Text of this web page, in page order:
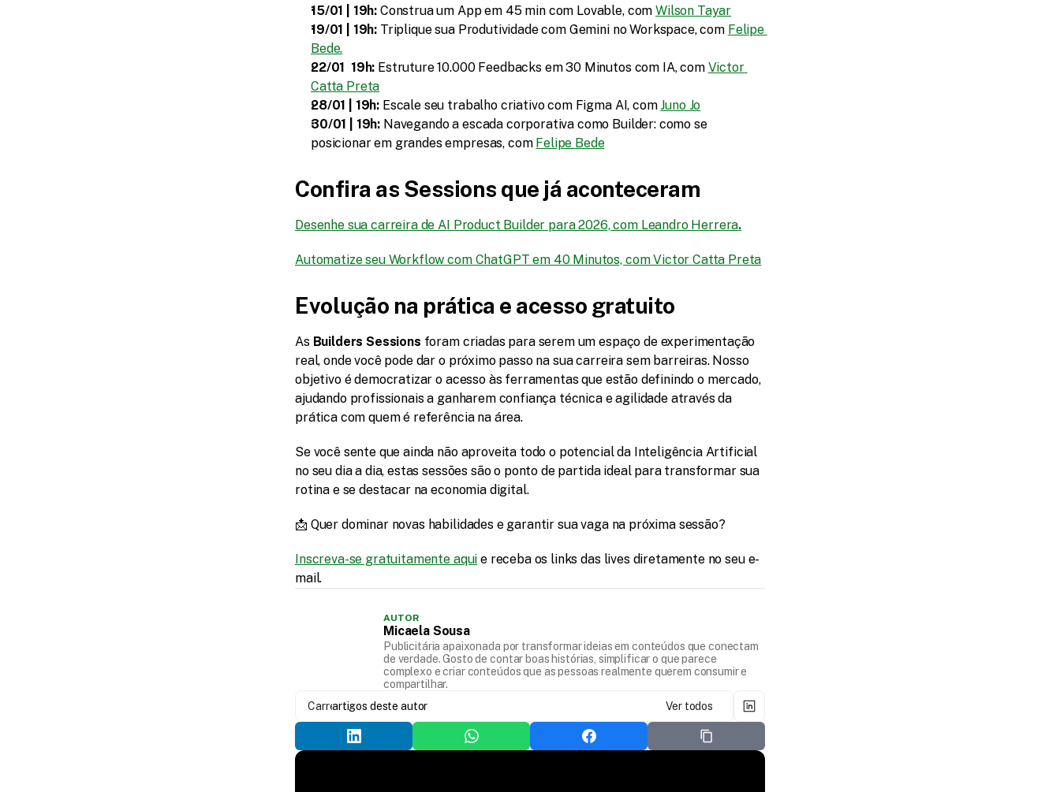
15/01 | 19h: Construa um App em 45 min com Lovable, com Wilson Tayar
19/01 | 19h: Triplique sua Produtividade com Gemini no Workspace, com Felipe
Bede.
22/01  19h: Estruture 10.000 Feedbacks em 30 Minutos com IA, com Victor
Catta Preta
28/01 | 19h: Escale seu trabalho criativo com Figma AI, com Juno Jo
30/01 | 19h: Navegando a escada corporativa como Builder: como se
posicionar em grandes empresas, com Felipe Bede
Confira as Sessions que já aconteceram
Desenhe sua carreira de AI Product Builder para 2026, com Leandro Herrera.
Automatize seu Workflow com ChatGPT em 40 Minutos, com Victor Catta Preta
Evolução na prática e acesso gratuito
As Builders Sessions foram criadas para serem um espaço de experimentação
real, onde você pode dar o próximo passo na sua carreira sem barreiras. Nosso
objetivo é democratizar o acesso às ferramentas que estão definindo o mercado,
ajudando profissionais a ganharem confiança técnica e agilidade através da
prática com quem é referência na área.
Se você sente que ainda não aproveita todo o potencial da Inteligência Artificial
no seu dia a dia, estas sessões são o ponto de partida ideal para transformar sua
rotina e se destacar na economia digital.
📩 Quer dominar novas habilidades e garantir sua vaga na próxima sessão?
Inscreva-se gratuitamente aqui e receba os links das lives diretamente no seu e-
mail.
AUTOR
Micaela Sousa
Publicitária apaixonada por transformar ideias em conteúdos que conectam
de verdade. Gosto de contar boas histórias, simplificar o que parece
complexo e criar conteúdos que as pessoas realmente querem consumir e
compartilhar.
Carregando...
artigos deste autor Ver todos